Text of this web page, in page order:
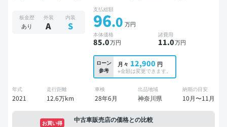
板金歴
あり
外装
A
内装
S
支払総額
96.0 万円
本体価格
85.0万円
諸費用
11.0万円
ローン
参考
月々 12,900 円
※金額は変更できます。
年式
2021
走行距離
12.6万km
車検
28年6月
出品地域
神奈川県
納期の目安
10月〜11月
中古車販売店の価格との比較
お買い得